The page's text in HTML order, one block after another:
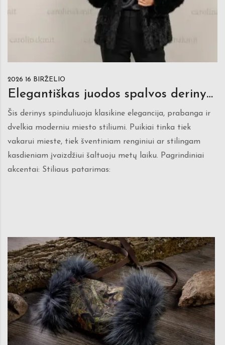
2026 16 BIRŽELIO
Elegantiškas juodos spalvos derinys su kailiniais
Šis derinys spinduliuoja klasikine elegancija, prabanga ir
dvelkia moderniu miesto stiliumi. Puikiai tinka tiek
vakarui mieste, tiek šventiniam renginiui ar stilingam
kasdieniam įvaizdžiui šaltuoju metų laiku. Pagrindiniai
akcentai: Stiliaus patarimas: